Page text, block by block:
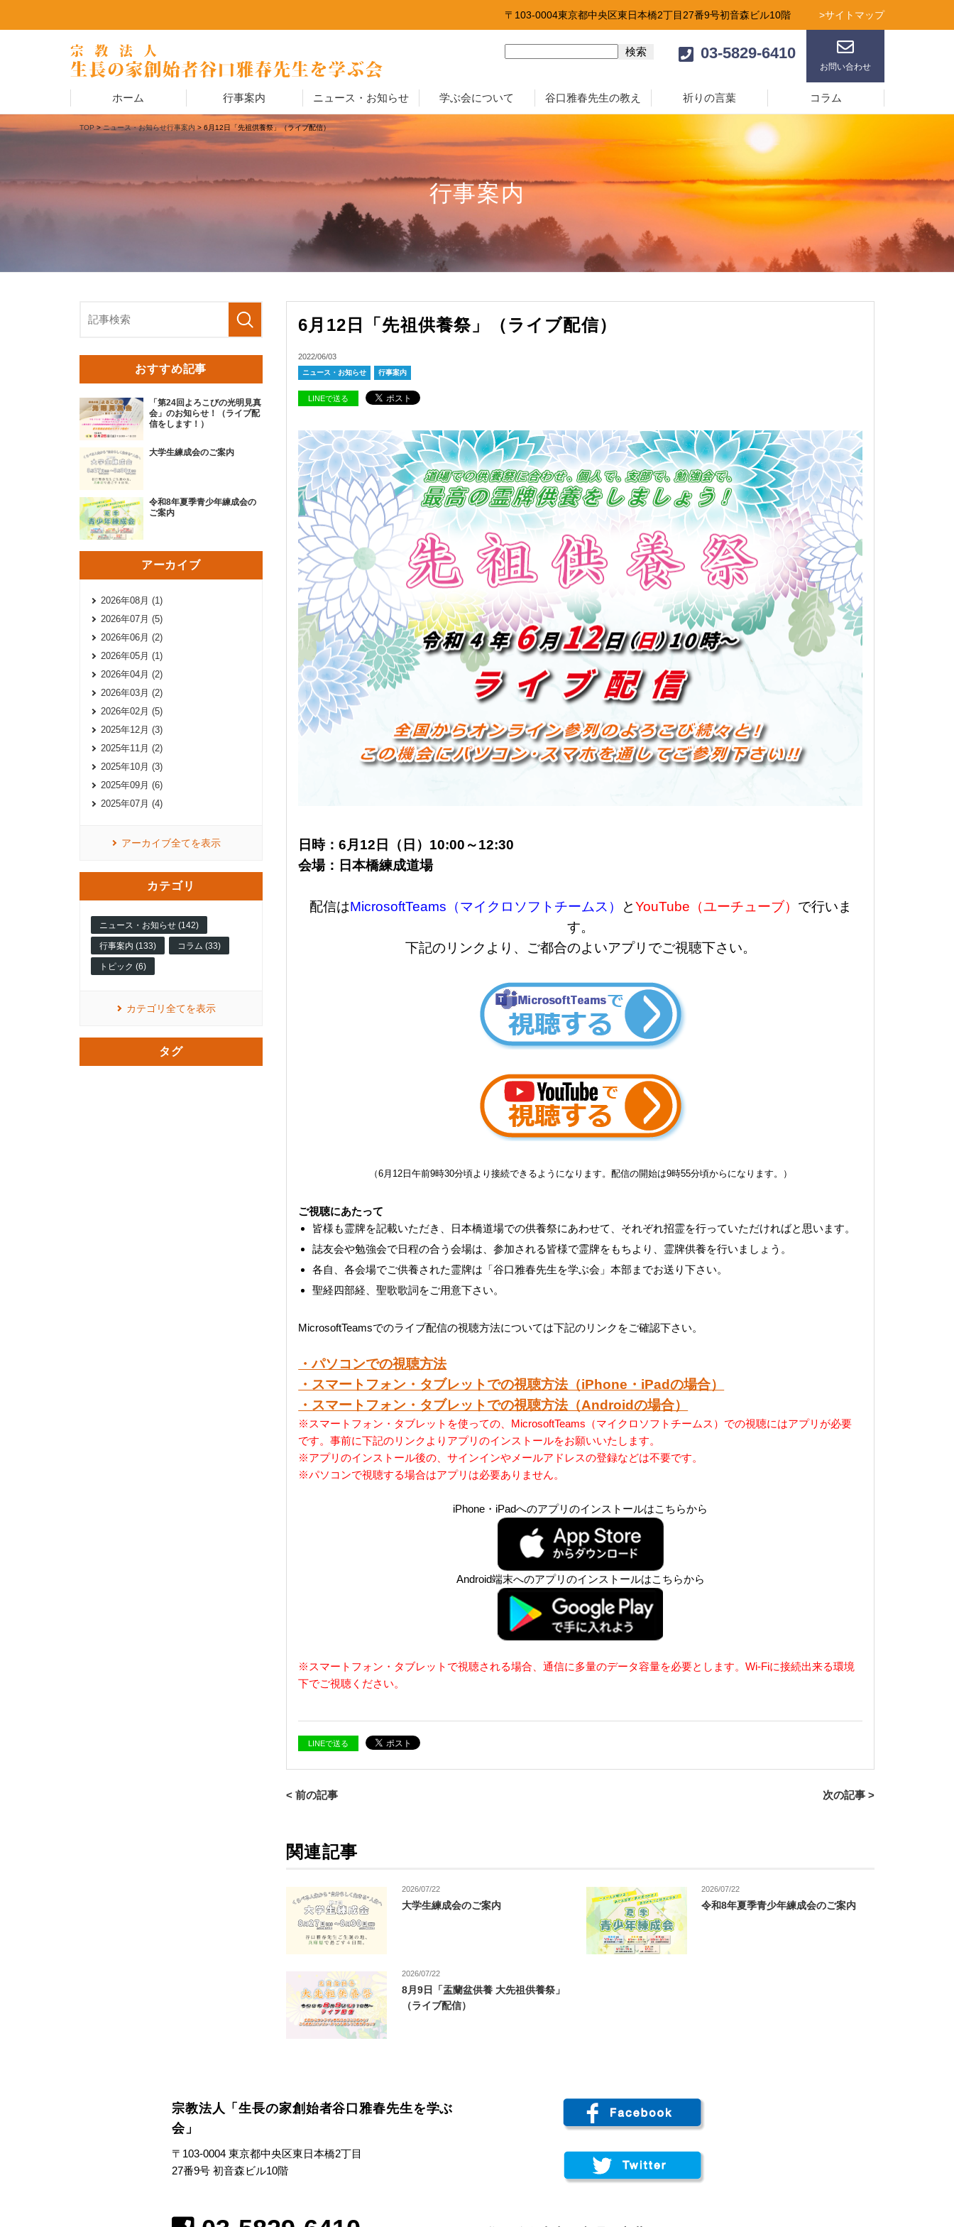
〒103-0004東京都中央区東日本橋2丁目27番9号初音森ビル10階 >サイトマップ
03-5829-6410
お問い合わせ
ホーム 行事案内 ニュース・お知らせ 学ぶ会について 谷口雅春先生の教え 祈りの言葉 コラム
TOP>ニュース・お知らせ行事案内 > 6月12日「先祖供養祭」（ライブ配信）
行事案内
6月12日「先祖供養祭」（ライブ配信）
2022/06/03
ニュース・お知らせ 行事案内
LINEで送る
日時：6月12日（日）10:00～12:30
会場：日本橋練成道場
配信はMicrosoftTeams（マイクロソフトチームス） とYouTube（ユーチューブ） で行いま
す。
下記のリンクより、ご都合のよいアプリでご視聴下さい。
（6月12日午前9時30分頃より接続できるようになります。配信の開始は9時55分頃からになります。）
ご視聴にあたって
皆様も霊牌を記載いただき、日本橋道場での供養祭にあわせて、それぞれ招霊を行っていただければと思います。
誌友会や勉強会で日程の合う会場は、参加される皆様で霊牌をもちより、霊牌供養を行いましょう。
各自、各会場でご供養された霊牌は「谷口雅春先生を学ぶ会」本部までお送り下さい。
聖経四部経、聖歌歌詞をご用意下さい。
MicrosoftTeamsでのライブ配信の視聴方法については下記のリンクをご確認下さい。
・パソコンでの視聴方法
・スマートフォン・タブレットでの視聴方法（iPhone・iPadの場合）
・スマートフォン・タブレットでの視聴方法（Androidの場合）
※スマートフォン・タブレットを使っての、MicrosoftTeams（マイクロソフトチームス）での視聴にはアプリが必要
です。事前に下記のリンクよりアプリのインストールをお願いいたします。
※アプリのインストール後の、サインインやメールアドレスの登録などは不要です。
※パソコンで視聴する場合はアプリは必要ありません。
iPhone・iPadへのアプリのインストールはこちらから
Android端末へのアプリのインストールはこちらから
※スマートフォン・タブレットで視聴される場合、通信に多量のデータ容量を必要とします。Wi-Fiに接続出来る環境
下でご視聴ください。
LINEで送る
< 前の記事 次の記事 >
関連記事
2026/07/22
大学生練成会のご案内
2026/07/22
令和8年夏季青少年練成会のご案内
2026/07/22
8月9日「盂蘭盆供養 大先祖供養祭」
（ライブ配信）
おすすめ記事
「第24回よろこびの光明見真
会」のお知らせ！（ライブ配
信をします！）
大学生練成会のご案内
令和8年夏季青少年練成会の
ご案内
アーカイブ
2026年08月 (1)
2026年07月 (5)
2026年06月 (2)
2026年05月 (1)
2026年04月 (2)
2026年03月 (2)
2026年02月 (5)
2025年12月 (3)
2025年11月 (2)
2025年10月 (3)
2025年09月 (6)
2025年07月 (4)
アーカイブ全てを表示
カテゴリ
ニュース・お知らせ (142)
行事案内 (133) コラム (33)
トピック (6)
カテゴリ全てを表示
タグ
宗教法人「生長の家創始者谷口雅春先生を学ぶ
会」
〒103-0004 東京都中央区東日本橋2丁目
27番9号 初音森ビル10階